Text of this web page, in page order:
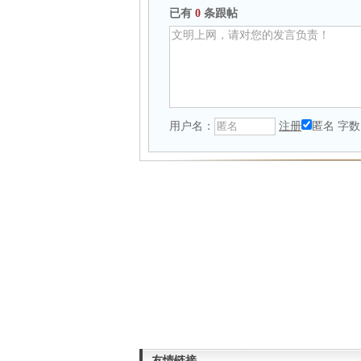
已有 0 条跟帖
用户名： 注册 匿名 字